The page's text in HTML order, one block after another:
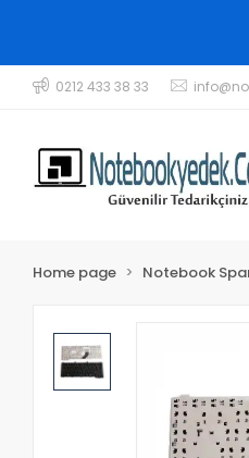
0212 433 38 33
Home page Notebook